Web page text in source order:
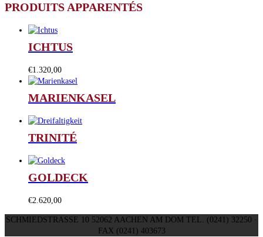
PRODUITS APPARENTÉS
ICHTUS
€1.320,00
MARIENKASEL
TRINITÉ
GOLDECK
€2.620,00
SCHMIEDSTRASSE 10 52062 AACHEN AM DOM TEL. (0241) 32250 ·
FAX (0241) 403673